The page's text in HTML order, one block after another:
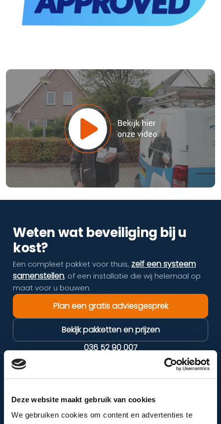
Deze website maakt gebruik van cookies
We gebruiken cookies om content en advertenties te
Weten wat beveiliging bij u
kost?
Een compleet pakket voor thuis, zelf een systeem
samenstellen, of een installatie die wij helemaal op
maat voor u bouwen.
Plan een gratis adviesgesprek
Bekijk pakketten en prijzen
036 52 90 007
GRATIS TOOLS GEEN ACCOUNT NODIG
Cameraplan intekenen